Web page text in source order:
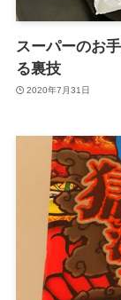
スーパーのお
る裏技
2020年7月31日